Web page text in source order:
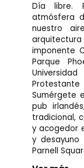
Día libre.
atmósfera
nuestro
imponente
Parque
Protestante
Sumérgete
pub
tradicional,
y acogedor
y desayuno
Parnell